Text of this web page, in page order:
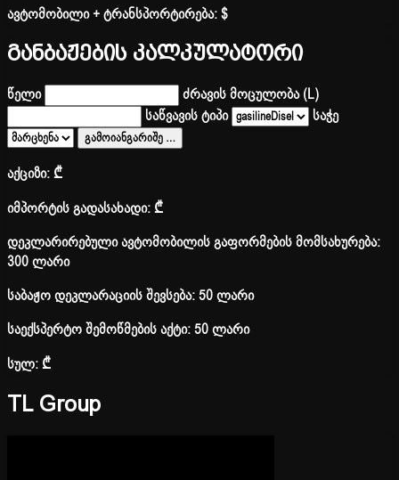
ავტომობილი + ტრანსპორტირება:$
განბაჟების კალკულატორი
წელი
ძრავის მოცულობა (L)
საწვავის ტიპი
საჭე
გამოიანგარიშე …
აქციზი:₾
იმპორტის გადასახადი:₾
დეკლარირებული ავტომობილის გაფორმების მომსახურება:
300 ლარი
საბაჟო დეკლარაციის შევსება: 50 ლარი
საექსპერტო შემოწმების აქტი: 50 ლარი
სულ:₾
TL Group